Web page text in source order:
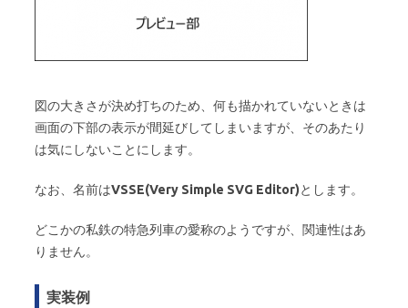
図の大きさが決め打ちのため、何も描かれていないときは
画面の下部の表示が間延びしてしまいますが、そのあたり
は気にしないことにします。
なお、名前はVSSE(Very Simple SVG Editor)とします。
どこかの私鉄の特急列車の愛称のようですが、関連性はあ
りません。
実装例